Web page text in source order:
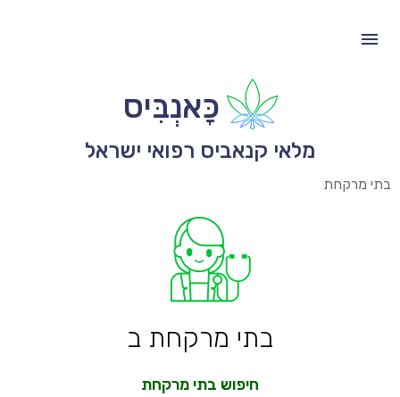
כָּאנְבִּיס
מלאי קנאביס רפואי ישראל
בתי מרקחת
בתי מרקחת ב
חיפוש בתי מרקחת